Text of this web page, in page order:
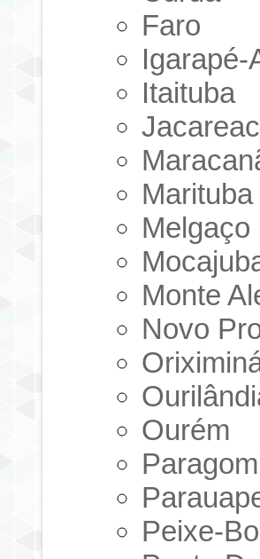
Faro
Igarapé-
Itaituba
Marituba
Melgaço
Monte
Novo
Ourém
Peixe-